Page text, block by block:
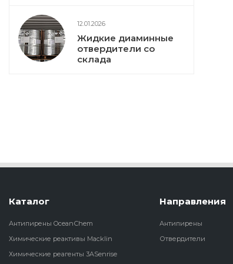
12.01.2026
Жидкие диаминные
отвердители со
склада
Каталог
Антипирены OceanСhem
Химические реактивы Macklin
Химические реагенты 3ASenrise
Направления
Антипирены
Отвердители